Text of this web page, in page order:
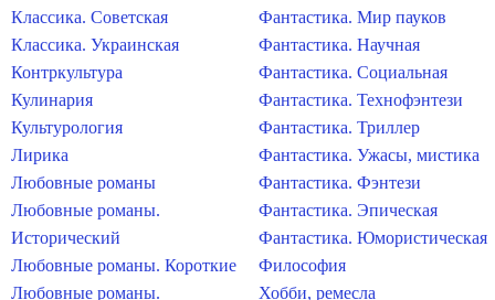
Классика. Советская
Классика. Украинская
Контркультура
Кулинария
Культурология
Лирика
Любовные романы
Любовные романы.
Исторический
Любовные романы. Короткие
Любовные романы.
Фантастика. Мир пауков
Фантастика. Научная
Фантастика. Социальная
Фантастика. Технофэнтези
Фантастика. Триллер
Фантастика. Ужасы, мистика
Фантастика. Фэнтези
Фантастика. Эпическая
Фантастика. Юмористическая
Философия
Хобби, ремесла